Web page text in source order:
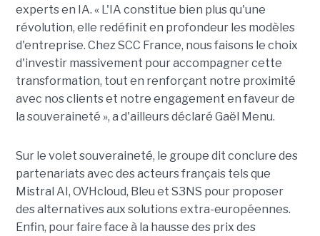
experts en IA. « L'IA constitue bien plus qu'une
révolution, elle redéfinit en profondeur les modèles
d'entreprise. Chez SCC France, nous faisons le choix
d'investir massivement pour accompagner cette
transformation, tout en renforçant notre proximité
avec nos clients et notre engagement en faveur de
la souveraineté », a d'ailleurs déclaré Gaël Menu.
Sur le volet souveraineté, le groupe dit conclure des
partenariats avec des acteurs français tels que
Mistral AI, OVHcloud, Bleu et S3NS pour proposer
des alternatives aux solutions extra-européennes.
Enfin, pour faire face à la hausse des prix des